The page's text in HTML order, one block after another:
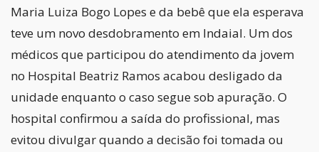
Maria Luiza Bogo Lopes e da bebê que ela esperava
teve um novo desdobramento em Indaial. Um dos
médicos que participou do atendimento da jovem
no Hospital Beatriz Ramos acabou desligado da
unidade enquanto o caso segue sob apuração. O
hospital confirmou a saída do profissional, mas
evitou divulgar quando a decisão foi tomada ou